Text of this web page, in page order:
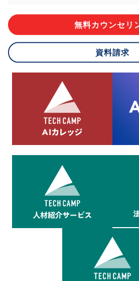
ご本人様が当社に個人情報を提供される
応ができない場合があります。
8.cookieにより取得・分析した情報とそ
当社は第三者が運営するデータ・マネジ
ームからcookieにより収集されたウェブ
析結果を取得し、これをお客様の個人デ
で、広告配信等の目的で利用いたします。
無料カウンセリ
資料請求